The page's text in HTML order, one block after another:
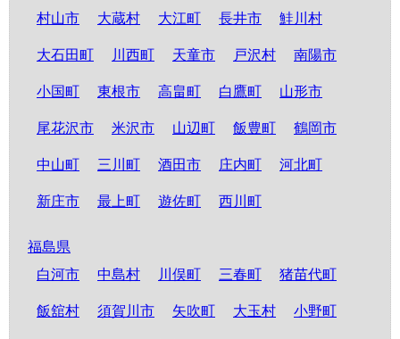
村山市 大蔵村 大江町 長井市 鮭川村
大石田町 川西町 天童市 戸沢村 南陽市
小国町 東根市 高畠町 白鷹町 山形市
尾花沢市 米沢市 山辺町 飯豊町 鶴岡市
中山町 三川町 酒田市 庄内町 河北町
新庄市 最上町 遊佐町 西川町
福島県
白河市
中島村 川俣町 三春町 猪苗代町
飯舘村 須賀川市 矢吹町 大玉村 小野町